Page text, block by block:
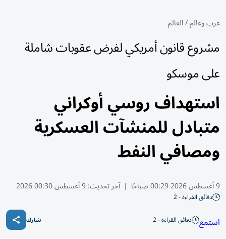
عرب وعالم/العالم
مشروع قانون أمريكي لفرض عقوبات شاملة
على موسكو
استهداف روسي أوكراني
متبادل للمنشآت العسكرية
ومصافي النفط
9 أغسطس 2026 00:29 صباحًا | آخر تحديث:9 أغسطس 00:30 2026
دقائق القراءة - 2
استمع دقائق القراءة - 2 شارك